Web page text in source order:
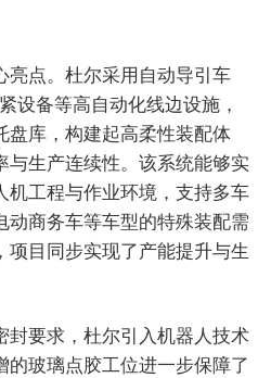
亮点。杜尔采用自动导引车
设备等高自动化线边设施，
盘库，构建起高柔性装配体
与生产连续性。该系统能够实
机工程与作业环境，支持多车
动商务车等车型的特殊装配需
目同步实现了产能提升与生
封要求，杜尔引入机器人技术
的玻璃点胶工位进一步保障了